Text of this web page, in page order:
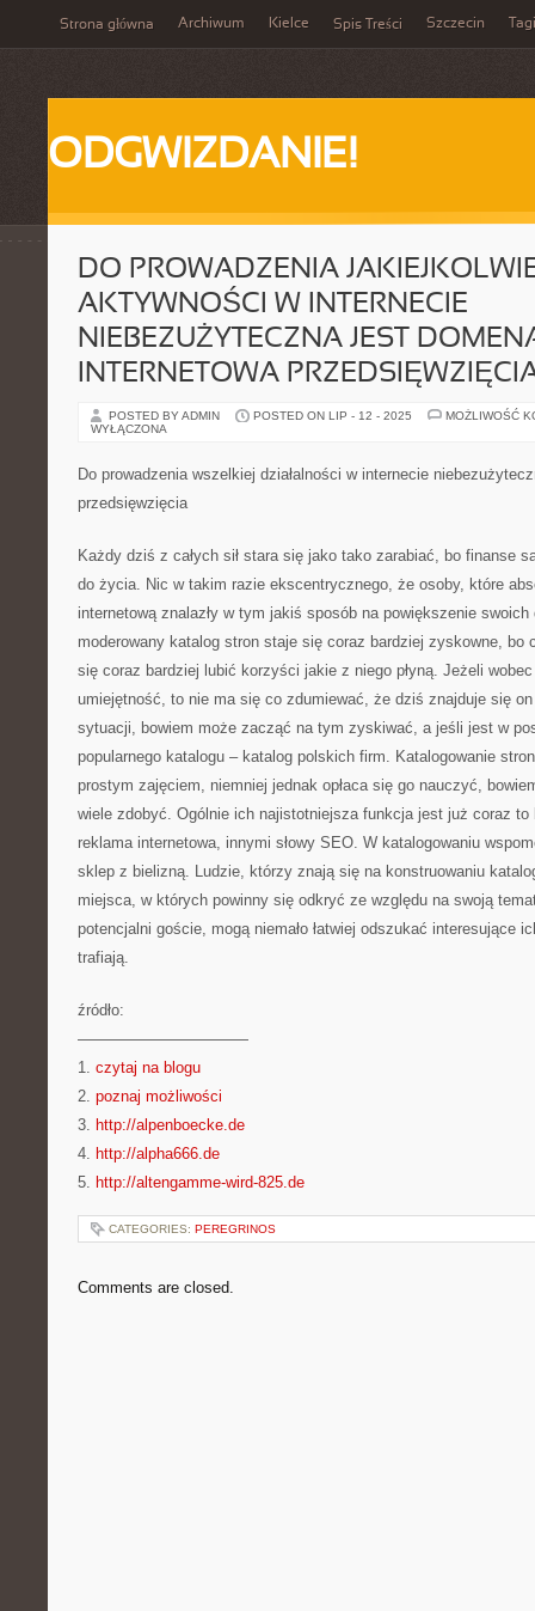
Strona główna Archiwum Kielce Spis Treści Szczecin Tagi
ODGWIZDANIE!
DO PROWADZENIA
AKTYWNOŚCI W INTERNECIE
NIEBEZUŻYTECZNA JEST
INTERNETOWA
POSTED BY ADMIN POSTED ON LIP - 12 - 2025
MOŻLIWOŚĆ
WYŁĄCZONA
Do prowadzenia wszelkiej działalności w internecie
przedsięwzięcia
Każdy dziś z całych sił stara się jako tako zarabiać, bo finanse
do życia. Nic w takim razie ekscentrycznego, że osoby, które
internetową znalazły w tym jakiś sposób na powiększenie swoich
moderowany katalog stron staje się coraz bardziej zyskowne, bo
się coraz bardziej lubić korzyści jakie z niego płyną. Jeżeli
umiejętność, to nie ma się co zdumiewać, że dziś znajduje się
sytuacji, bowiem może zacząć na tym zyskiwać, a jeśli jest w
popularnego katalogu – katalog polskich firm. Katalogowanie
prostym zajęciem, niemniej jednak opłaca się go nauczyć,
wiele zdobyć. Ogólnie ich najistotniejsza funkcja jest już coraz to
reklama internetowa, innymi słowy SEO. W katalogowaniu
sklep z bielizną. Ludzie, którzy znają się na konstruowaniu
miejsca, w których powinny się odkryć ze względu na swoją
potencjalni goście, mogą niemało łatwiej odszukać interesujące
trafiają.
źródło:
———————————
1. czytaj na blogu
2. poznaj możliwości
3. http://alpenboecke.de
4. http://alpha666.de
5. http://altengamme-wird-825.de
CATEGORIES: PEREGRINOS
Comments are closed.